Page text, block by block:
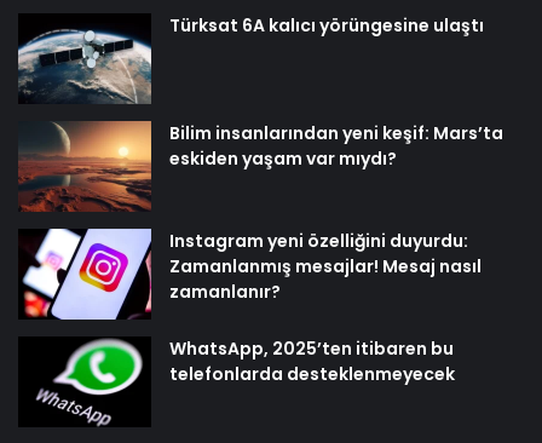
Türksat 6A kalıcı yörüngesine ulaştı
Bilim insanlarından yeni keşif: Mars’ta
eskiden yaşam var mıydı?
Instagram yeni özelliğini duyurdu:
Zamanlanmış mesajlar! Mesaj nasıl
zamanlanır?
WhatsApp, 2025’ten itibaren bu
telefonlarda desteklenmeyecek